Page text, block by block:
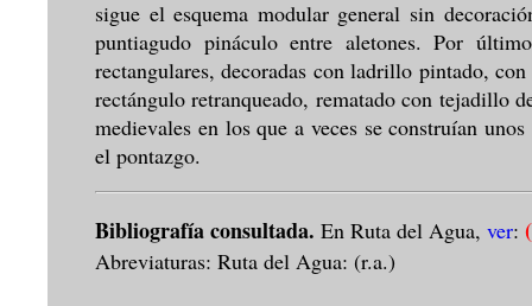
sigue el esquema modular general sin
puntiagudo pináculo entre aletones. Por
rectangulares, decoradas con ladrillo pintado,
rectángulo retranqueado, rematado con tejadillo
medievales en los que a veces se construían
el pontazgo.
Bibliografía consultada. En Ruta del Agua, ver:
Abreviaturas: Ruta del Agua: (r.a.)